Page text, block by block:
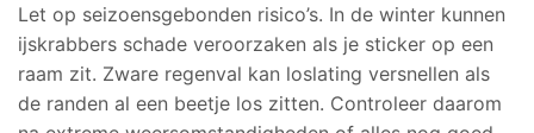
Let op seizoensgebonden risico’s. In de winter kunnen
ijskrabbers schade veroorzaken als je sticker op een
raam zit. Zware regenval kan loslating versnellen als
de randen al een beetje los zitten. Controleer daarom